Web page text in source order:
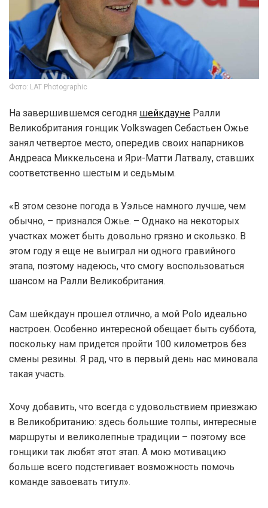
Фото: LAT Photographic
На завершившемся сегодня шейкдауне Ралли
Великобритания гонщик Volkswagen Себастьен Ожье
занял четвертое место, опередив своих напарников
Андреаса Миккельсена и Яри-Матти Латвалу, ставших
соответственно шестым и седьмым.
«В этом сезоне погода в Уэльсе намного лучше, чем
обычно, – признался Ожье. – Однако на некоторых
участках может быть довольно грязно и скользко. В
этом году я еще не выиграл ни одного гравийного
этапа, поэтому надеюсь, что смогу воспользоваться
шансом на Ралли Великобритания.
Сам шейкдаун прошел отлично, а мой Polo идеально
настроен. Особенно интересной обещает быть суббота,
поскольку нам придется пройти 100 километров без
смены резины. Я рад, что в первый день нас миновала
такая участь.
Хочу добавить, что всегда с удовольствием приезжаю
в Великобританию: здесь большие толпы, интересные
маршруты и великолепные традиции – поэтому все
гонщики так любят этот этап. А мою мотивацию
больше всего подстегивает возможность помочь
команде завоевать титул».